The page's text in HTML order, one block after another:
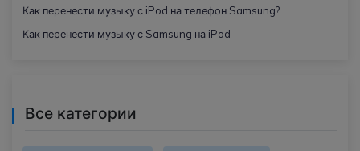
Как перенести музыку с iPod на телефон Samsung?
Как перенести музыку с Samsung на iPod
Все категории